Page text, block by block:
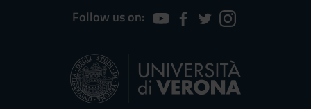
Follow us on: